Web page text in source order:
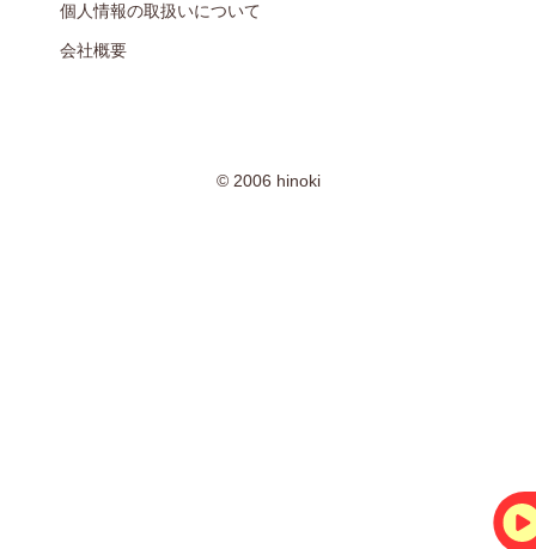
個人情報の取扱いについて
会社概要
© 2006 hinoki